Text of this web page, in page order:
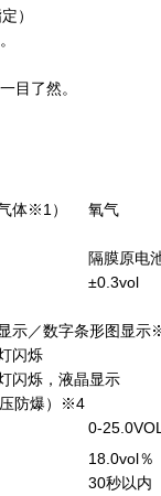
）
目了然。
体※1）
氧气
隔膜原电
±0.3vol
示／数字条形图显示
闪烁
闪烁，液晶显示
压防爆）※4
0-
18.0vol％
30秒以内